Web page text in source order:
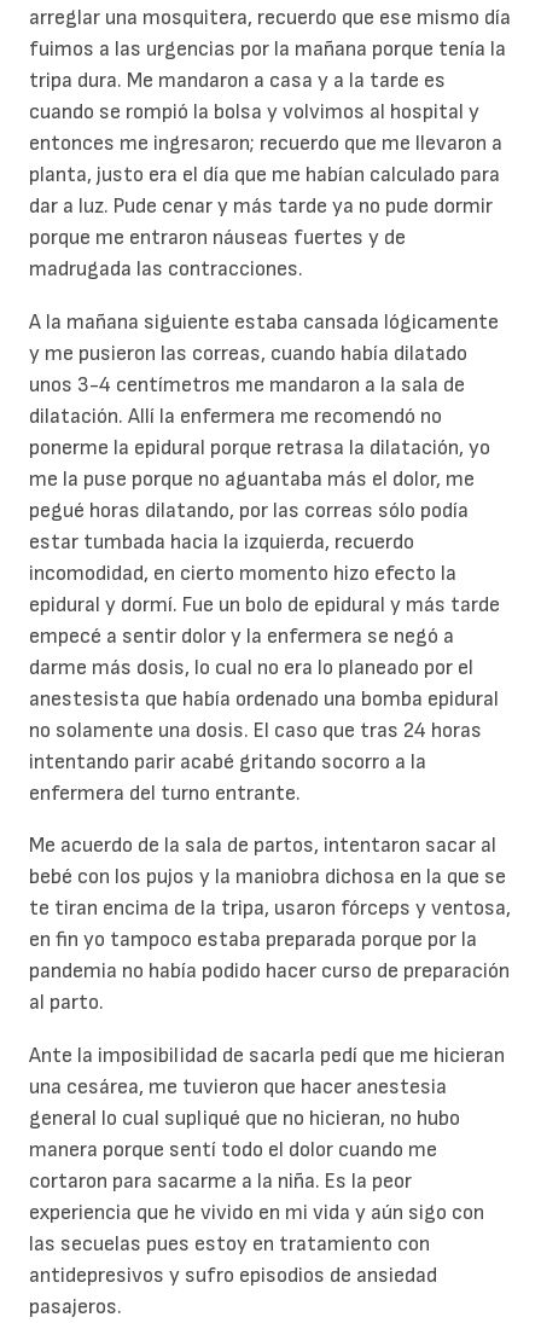
arreglar una mosquitera, recuerdo que ese mismo día
fuimos a las urgencias por la mañana porque tenía la
tripa dura. Me mandaron a casa y a la tarde es
cuando se rompió la bolsa y volvimos al hospital y
entonces me ingresaron; recuerdo que me llevaron a
planta, justo era el día que me habían calculado para
dar a luz. Pude cenar y más tarde ya no pude dormir
porque me entraron náuseas fuertes y de
madrugada las contracciones.
A la mañana siguiente estaba cansada lógicamente
y me pusieron las correas, cuando había dilatado
unos 3-4 centímetros me mandaron a la sala de
dilatación. Allí la enfermera me recomendó no
ponerme la epidural porque retrasa la dilatación, yo
me la puse porque no aguantaba más el dolor, me
pegué horas dilatando, por las correas sólo podía
estar tumbada hacia la izquierda, recuerdo
incomodidad, en cierto momento hizo efecto la
epidural y dormí. Fue un bolo de epidural y más tarde
empecé a sentir dolor y la enfermera se negó a
darme más dosis, lo cual no era lo planeado por el
anestesista que había ordenado una bomba epidural
no solamente una dosis. El caso que tras 24 horas
intentando parir acabé gritando socorro a la
enfermera del turno entrante.
Me acuerdo de la sala de partos, intentaron sacar al
bebé con los pujos y la maniobra dichosa en la que se
te tiran encima de la tripa, usaron fórceps y ventosa,
en fin yo tampoco estaba preparada porque por la
pandemia no había podido hacer curso de preparación
al parto.
Ante la imposibilidad de sacarla pedí que me hicieran
una cesárea, me tuvieron que hacer anestesia
general lo cual supliqué que no hicieran, no hubo
manera porque sentí todo el dolor cuando me
cortaron para sacarme a la niña. Es la peor
experiencia que he vivido en mi vida y aún sigo con
las secuelas pues estoy en tratamiento con
antidepresivos y sufro episodios de ansiedad
pasajeros.